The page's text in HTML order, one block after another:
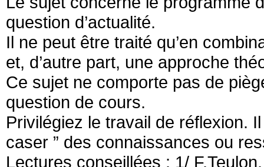
question d’actualité.
Il ne peut être traité qu’en
et, d’autre part, une approche
Ce sujet ne comporte pas de
question de cours.
Privilégiez le travail de réflexion.
caser ” des connaissances ou
Lectures conseillées : 1/